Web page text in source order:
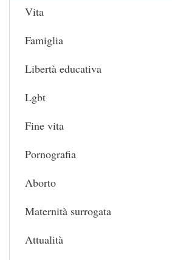
Vita
Famiglia
Libertà educativa
Lgbt
Fine vita
Pornografia
Aborto
Maternità surrogata
Attualità